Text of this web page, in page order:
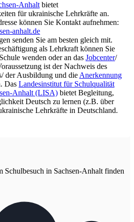
Anhalt bietet
für ukrainische Lehrkräfte an.
können Sie Kontakt aufnehmen:
anhalt.de
senden Sie am besten gleich mit.
als Lehrkraft können Sie
wenden oder an das Jobcenter/
ist der Nachweis des
der Ausbildung und die Anerkennung
Das Landesinstitut für Schulqualität
Anhalt (LISA) bietet Begleitung,
Deutsch zu lernen (z.B. über
Lehrkräfte in Deutschland.
Schulbesuch in Sachsen-Anhalt finden